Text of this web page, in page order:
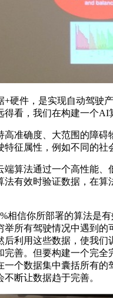
件，是实现自动驾驶产
得看，我们在构建一个AI
准确度、大范围的障碍
特征属性，例如不同的社
算法通过一个高性能、
法有效时验证数据，在算
信你所部署的算法是有
举所有驾驶情况中遇到的
后利用这些数据，使我们
完善。但要构建一个完全
一个数据集中囊括所有的
断让数据趋于完善。